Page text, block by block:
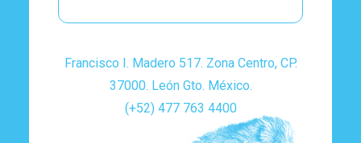
Francisco I. Madero 517. Zona Centro, CP.
37000. León Gto. México.
(+52) 477 763 4400